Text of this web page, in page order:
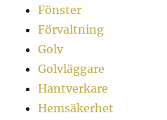
Fönster
Förvaltning
Golv
Golvläggare
Hantverkare
Hemsäkerhet